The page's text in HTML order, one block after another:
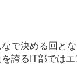
で決める回と
誇るIT部では